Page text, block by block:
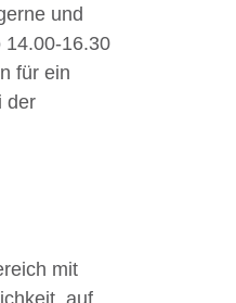
und
14.00-16.30
für ein
der
mit
auf